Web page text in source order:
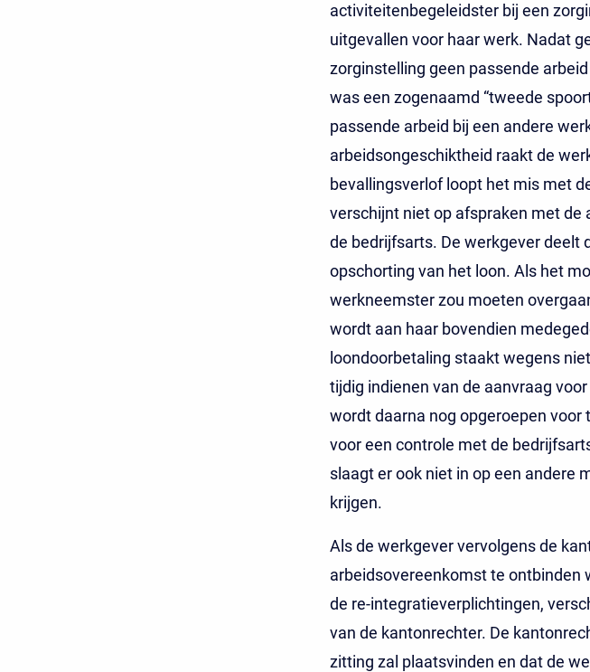
activiteitenbegeleidster bij een
uitgevallen voor haar werk. Nadat
zorginstelling geen passende
was een zogenaamd “tweede
passende arbeid bij een andere
arbeidsongeschiktheid raakt de
bevallingsverlof loopt het mis met
verschijnt niet op afspraken met
de bedrijfsarts. De werkgever deelt
opschorting van het loon. Als het
werkneemster zou moeten
wordt aan haar bovendien
loondoorbetaling staakt wegens
tijdig indienen van de aanvraag
wordt daarna nog opgeroepen
voor een controle met de
slaagt er ook niet in op een andere
krijgen.
Als de werkgever vervolgens de
arbeidsovereenkomst te ontbinden
de re-integratieverplichtingen,
van de kantonrechter. De
zitting zal plaatsvinden en dat de